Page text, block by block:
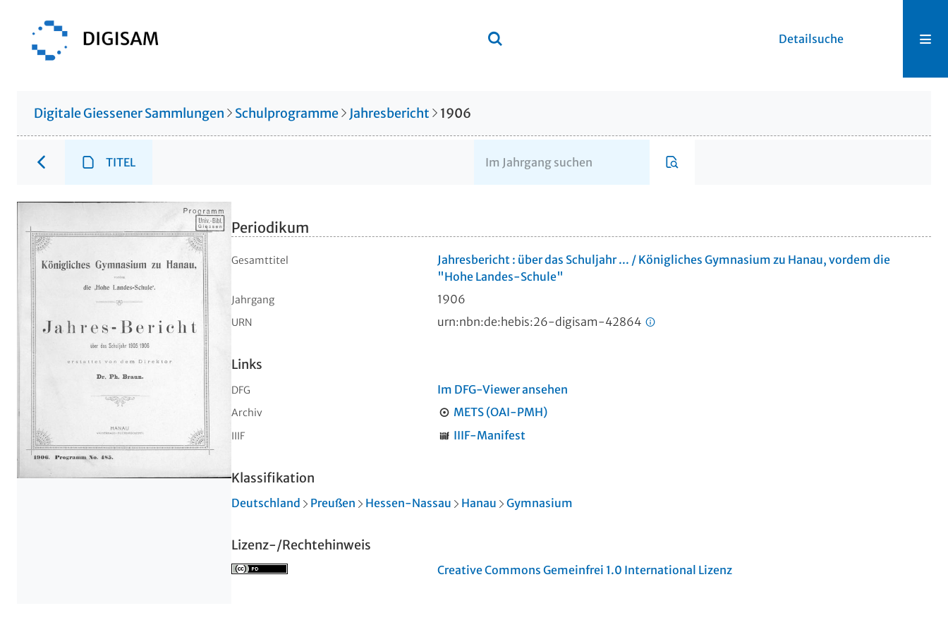
Detailsuche
Digitale Giessener Sammlungen Schulprogramme Jahresbericht 1906
TITEL
Periodikum
Gesamttitel
Jahresbericht : über das Schuljahr ... / Königliches Gymnasium zu Hanau, vordem die
"Hohe Landes-Schule"
Jahrgang 1906
URN urn:nbn:de:hebis:26-digisam-42864
Links
DFG Im DFG-Viewer ansehen
Archiv METS (OAI-PMH)
IIIF IIIF-Manifest
Klassifikation
Deutschland Preußen Hessen-Nassau Hanau Gymnasium
Lizenz-/Rechtehinweis
Creative Commons Gemeinfrei 1.0 International Lizenz